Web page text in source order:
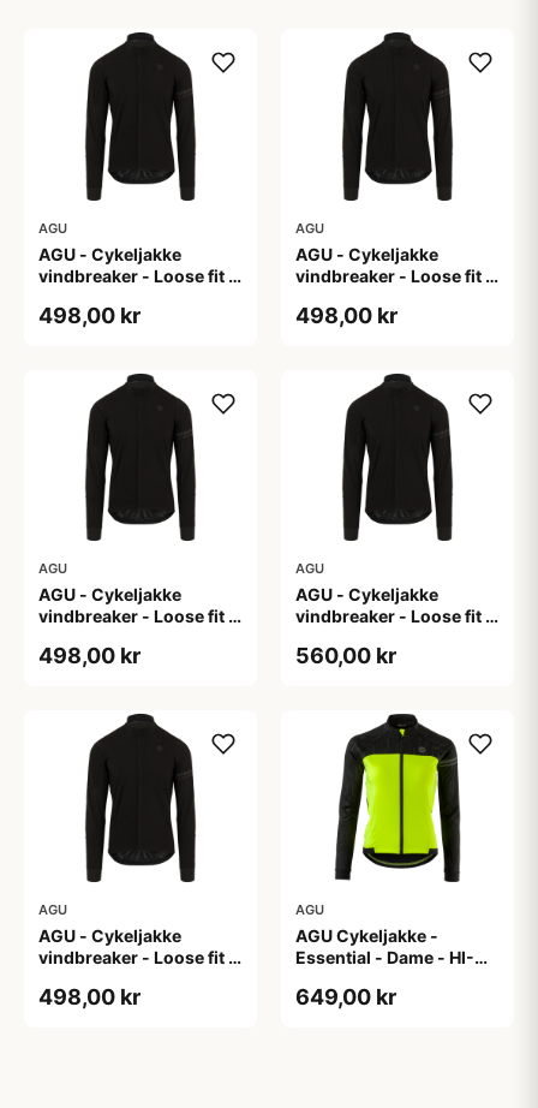
AGU
AGU - Cykeljakke
vindbreaker - Loose fit -
498,00 kr
AGU
AGU - Cykeljakke
vindbreaker - Loose fit -
498,00 kr
AGU
AGU - Cykeljakke
vindbreaker - Loose fit -
498,00 kr
AGU
AGU - Cykeljakke
vindbreaker - Loose fit -
560,00 kr
AGU
AGU - Cykeljakke
vindbreaker - Loose fit -
498,00 kr
AGU
AGU Cykeljakke -
Essential - Dame - HI-
649,00 kr